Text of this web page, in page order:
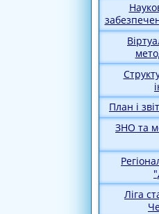
План і
ЗНО та
Ліга